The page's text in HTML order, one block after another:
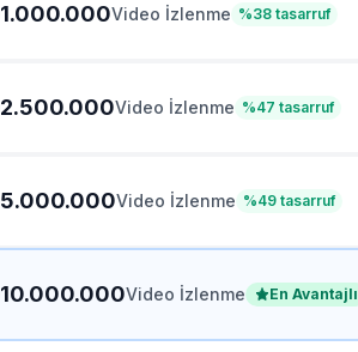
1.000.000Video İzlenme %38 tasarruf
2.500.000Video İzlenme %47 tasarruf
5.000.000Video İzlenme %49 tasarruf
10.000.000Video İzlenme En Avantajlı